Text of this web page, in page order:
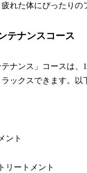
れた体にぴったり
テナンスコース
ナンス」コースは
ックスできます。以
ント
リートメント